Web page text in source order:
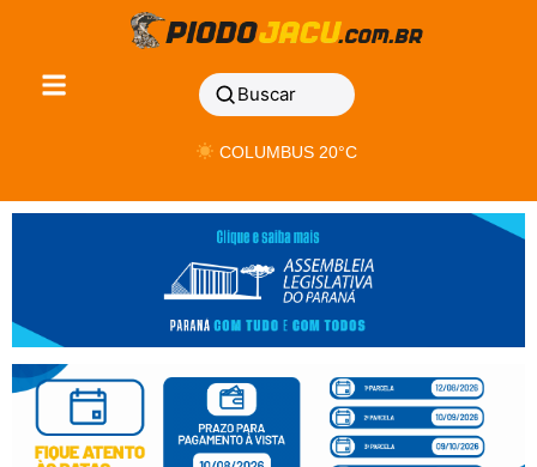
Buscar
COLUMBUS 20°C